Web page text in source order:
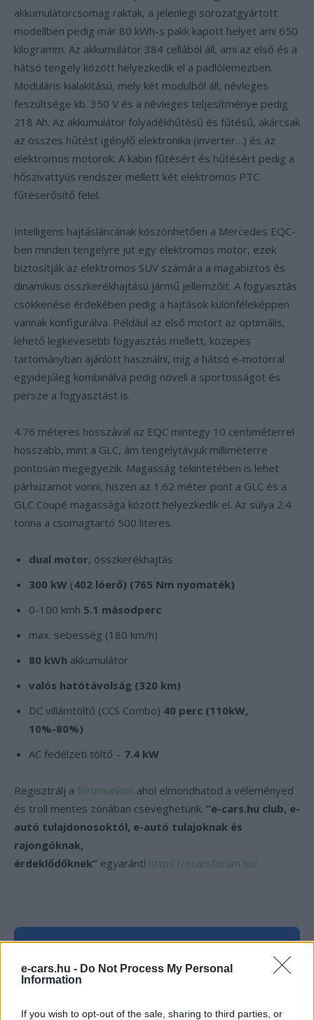
e-cars.hu - Do Not Process My Personal
Information
If you wish to opt-out of the sale, sharing to third parties, or
akkumulátorcsomag raktak, a jelenlegi sorozatgyártott
modellben pedig már 80 kWh-s pakk kapott helyet ami 650
kilogramm. Az akkumulátor 384 cellából áll, ami az első és a
hátsó tengely között helyezkedik el a padlólemezben.
Moduláris kialakítású, mely két modulból áll, névleges
feszültsége kb. 350 V és a névleges teljesítménye pedig
218 Ah. Az akkumulátor folyadékhűtésű és fűtésű, akárcsak
az összes hűtést igénylő elektronika (inverter…) és az
elektromos motorok. A kabin fűtésért és hűtésért pedig a
hőszivattyús rendszer mellett két elektromos PTC
fűtéserősítő felel.
Intelligens hajtásláncának köszönhetően a Mercedes EQC-
ben minden tengelyre jut egy elektromos motor, ezek
biztosítják az elektromos SUV számára a magabiztos és
dinamikus összkerékhajtású jármű jellemzőit. A fogyasztás
csökkenése érdekében pedig a hajtások különféleképpen
vannak konfigurálva. Például az első motort az optimális,
lehető legkevesebb fogyasztás mellett, közepes
tartományban ajánlott használni, míg a hátsó e-motorral
egyidejűleg kombinálva pedig növeli a sportosságot és
persze a fogyasztást is.
4.76 méteres hosszával az EQC mintegy 10 centiméterrel
hosszabb, mint a GLC, ám tengelytávjuk milliméterre
pontosan megegyezik. Magasság tekintetében is lehet
párhuzamot vonni, hiszen az 1.62 méter pont a GLC és a
GLC Coupé magassága között helyezkedik el. Az súlya 2.4
tonna a csomagtartó 500 literes.
dual motor, összkerékhajtás
300 kW (402 lóerő) (765 Nm nyomaték)
0-100 kmh 5.1 másodperc
max. sebesség (180 km/h)
80 kWh akkumulátor
valós hatótávolság (320 km)
DC villámtöltő (CCS Combo) 40 perc (110kW,
10%-80%)
AC fedélzeti töltő – 7.4 kW
Regisztrálj a fórumunkon ahol elmondhatod a véleményed
és troll mentes zónában cseveghetünk. “e-cars.hu club, e-
autó tulajdonosoktól, e-autó tulajoknak és
rajongóknak,
érdeklődőknek” egyaránt! https://ecarsforum.hu/
Kövesd az e-cars.hu-t a Facebookon is, további
tartalmakért!
›